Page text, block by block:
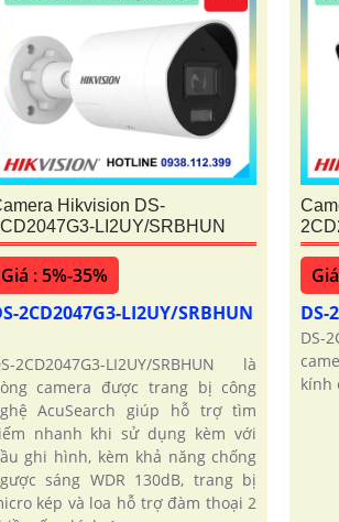
Hikvision DS-
LI2UY/SRBHUN
Giá : 5%-35%
2CD2047G3-LI2UY/SRBHUN
2CD2047G3-LI2UY/SRBHUN là
camera được trang bị công
AcuSearch giúp hỗ trợ tìm
nhanh khi sử dụng kèm với
ghi hình, kèm khả năng chống
sáng WDR 130dB, trang bị
kép và loa hỗ trợ đàm thoại 2
DS-
DS-
kính